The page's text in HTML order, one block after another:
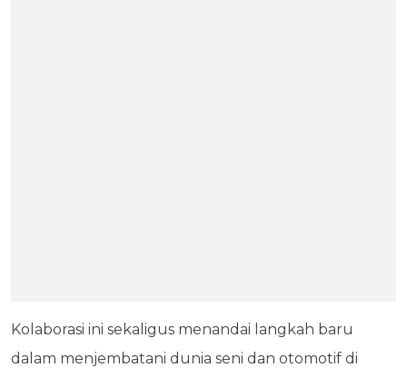
Kolaborasi ini sekaligus menandai langkah baru
dalam menjembatani dunia seni dan otomotif di